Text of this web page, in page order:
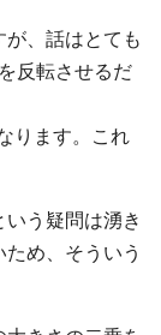
、話はとても
反転させるだ
ります。これ
う疑問は湧き
め、そういう